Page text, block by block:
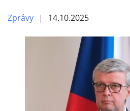
Zprávy 14.10.2025